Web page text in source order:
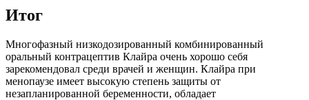
Итог
Многофазный низкодозированный комбинированный
оральный контрацептив Клайра очень хорошо себя
зарекомендовал среди врачей и женщин. Клайра при
менопаузе имеет высокую степень защиты от
незапланированной беременности, обладает